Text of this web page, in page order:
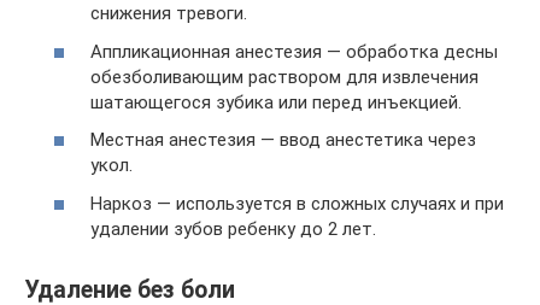
снижения тревоги.
Аппликационная анестезия — обработка десны
обезболивающим раствором для извлечения
шатающегося зубика или перед инъекцией.
Местная анестезия — ввод анестетика через
укол.
Наркоз — используется в сложных случаях и при
удалении зубов ребенку до 2 лет.
Удаление без боли